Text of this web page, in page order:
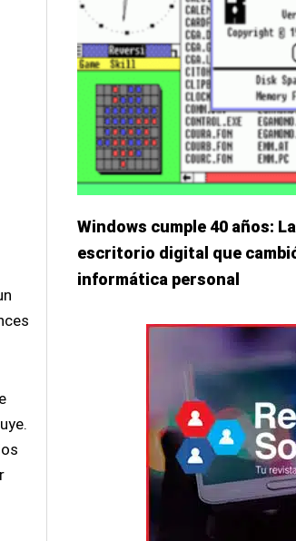
Windows cumple 40 años:
escritorio digital que
informática personal